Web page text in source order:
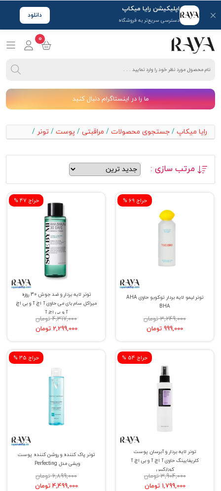
اپلیکیشن رایا میکاپ
دسترسی سریع‌تر به فروشگاه
دانلود
0
ما را در اینستاگرام دنبال کنید
رایا میکاپ / جستجوی محصولات / مراقبتی / پوست / تونر /
مرتب سازی :
% حراج 69
تونر لیمو لایه بردار توکوبو حاوی AHA
BHA
3,249,000 تومان
999,000 تومان
% حراج 47
تونر لایه بردار و ضد جوش 30 روزه
میراکل سام بای می حاوی آ اچ آ و بی اچ
آ و پی اچ آ
4,317,000 تومان
2,299,000 تومان
% حراج 54
تونر لایه بردار و آبرسان پوست
کلریفایینگ حاوی آ اچ آ و بی اچ آ
کوزارکس
3,904,000 تومان
1,799,000 تومان
% حراج 35
تونر پاک کننده و روشن کننده پوست
ویشی مدل Perfecting
6,899,000 تومان
4,499,000 تومان